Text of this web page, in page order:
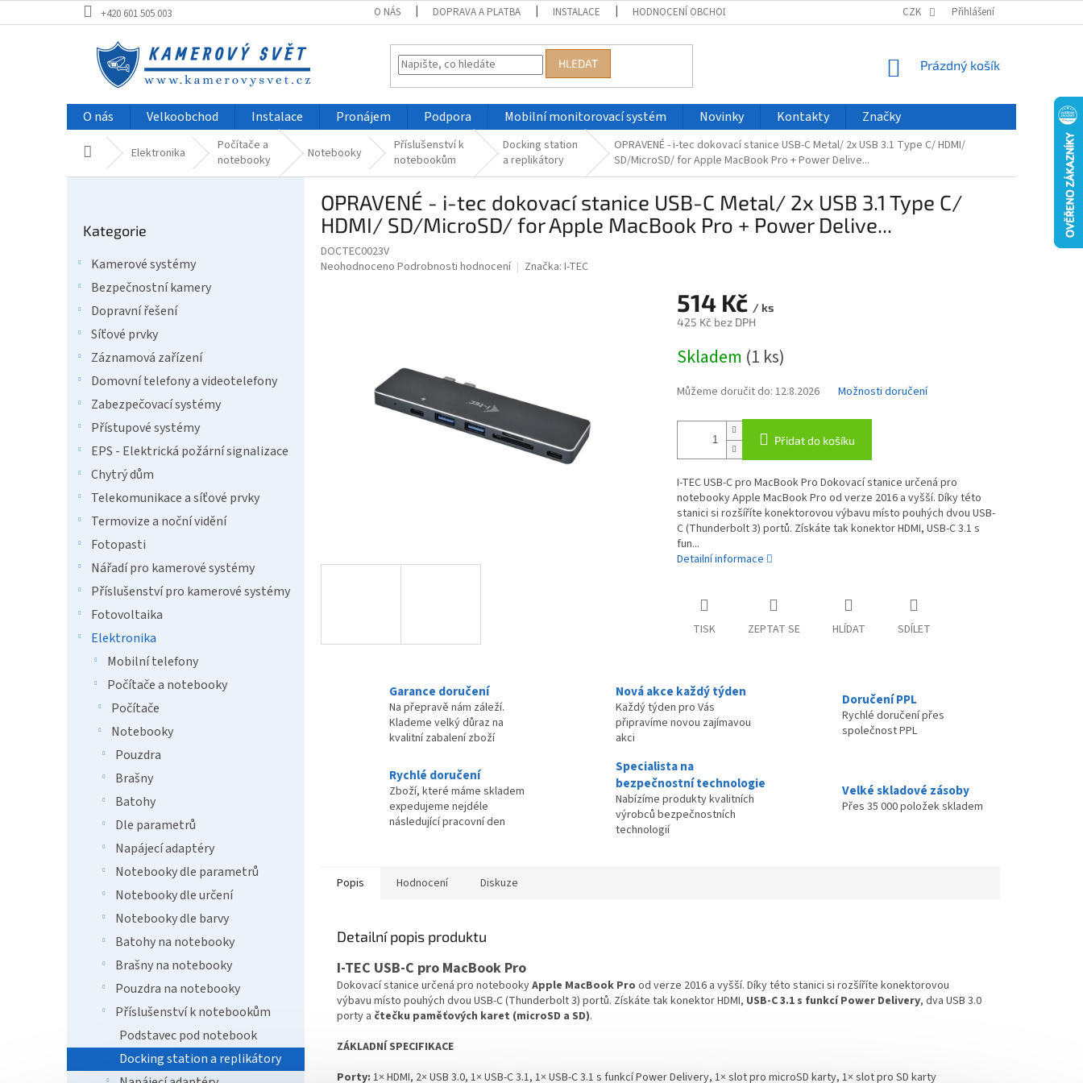
na
+420 601 505 003 O NÁS DOPRAVA A PLATBA INSTALACE HODNOCENÍ OBCHODU VELKOOBCHOD ČASTO KLADENÉ DOTAZY
CZK Přihlášení
HLEDAT
NÁKUPNÍ
Prázdný košík
O nás Velkoobchod Instalace Pronájem Podpora Mobilní monitorovací systém Novinky Kontakty Značky
Domů Elektronika
Počítače a
notebooky
Notebooky
Příslušenství k
notebookům
Docking station
a replikátory
OPRAVENÉ - i-tec dokovací stanice USB-C Metal/ 2x USB 3.1 Type C/ HDMI/
SD/MicroSD/ for Apple MacBook Pro + Power Delive...
kategorie
Kategorie
Kamerové systémy
Bezpečnostní kamery
Dopravní řešení
Síťové prvky
Záznamová zařízení
Domovní telefony a videotelefony
Zabezpečovací systémy
Přístupové systémy
EPS - Elektrická požární signalizace
Chytrý dům
Telekomunikace a síťové prvky
Termovize a noční vidění
Fotopasti
Nářadí pro kamerové systémy
Příslušenství pro kamerové systémy
Fotovoltaika
Elektronika
Mobilní telefony
Počítače a notebooky
Počítače
Notebooky
Pouzdra
Brašny
Batohy
Dle parametrů
Napájecí adaptéry
Notebooky dle parametrů
Notebooky dle určení
Notebooky dle barvy
Batohy na notebooky
Brašny na notebooky
Pouzdra na notebooky
Příslušenství k notebookům
Podstavec pod notebook
Docking station a replikátory
OPRAVENÉ - i-tec dokovací stanice USB-C Metal/ 2x USB 3.1 Type C/
HDMI/ SD/MicroSD/ for Apple MacBook Pro + Power Delive...
DOCTEC0023V
Průměrné
Neohodnoceno Podrobnosti hodnocení Značka: I-TEC
514 Kč / ks
425 Kč bez DPH
cena:
Skladem (1 ks)
Můžeme doručit do: 12.8.2026 Možnosti doručení
Přidat do košíku
I-TEC USB-C pro MacBook Pro Dokovací stanice určená pro
notebooky Apple MacBook Pro od verze 2016 a vyšší. Díky této
stanici si rozšíříte konektorovou výbavu místo pouhých dvou USB-
C (Thunderbolt 3) portů. Získáte tak konektor HDMI, USB-C 3.1 s
fun...
Detailní informace
TISK ZEPTAT SE HLÍDAT SDÍLET
Garance doručení
Na přepravě nám záleží.
Klademe velký důraz na
kvalitní zabalení zboží
Nová akce každý týden
Každý týden pro Vás
připravíme novou zajímavou
akci
Doručení PPL
Rychlé doručení přes
společnost PPL
Rychlé doručení
Zboží, které máme skladem
expedujeme nejdéle
následující pracovní den
Specialista na
bezpečnostní technologie
Nabízíme produkty kvalitních
výrobců bezpečnostních
technologií
Velké skladové zásoby
Přes 35 000 položek skladem
Popis Hodnocení Diskuze
Detailní popis produktu
I-TEC USB-C pro MacBook Pro
Dokovací stanice určená pro notebookyApple MacBook Pro od verze 2016 a vyšší. Díky této stanici si rozšíříte konektorovou
výbavu místo pouhých dvou USB-C (Thunderbolt 3) portů. Získáte tak konektor HDMI, USB-C 3.1 s funkcí Power Delivery, dva USB 3.0
porty a čtečku paměťových karet (microSD a SD).
ZÁKLADNÍ SPECIFIKACE
Porty: 1× HDMI, 2× USB 3.0, 1× USB-C 3.1, 1× USB-C 3.1 s funkcí Power Delivery, 1× slot pro microSD karty, 1× slot pro SD karty